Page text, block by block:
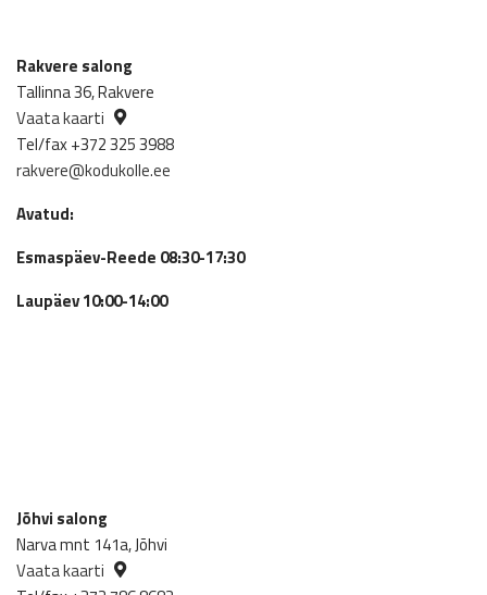
Rakvere salong
Tallinna 36, Rakvere
Vaata kaarti
Tel/fax +372 325 3988
rakvere@kodukolle.ee
Avatud:
Esmaspäev-Reede 08:30-17:30
Laupäev 10:00-14:00
Jõhvi salong
Narva mnt 141a, Jõhvi
Vaata kaarti